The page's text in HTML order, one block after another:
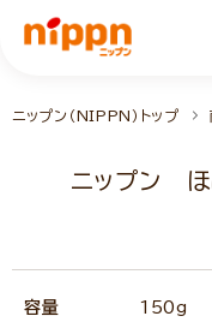
ニップン（NIPPN）トップ
ニップン
容量 150g